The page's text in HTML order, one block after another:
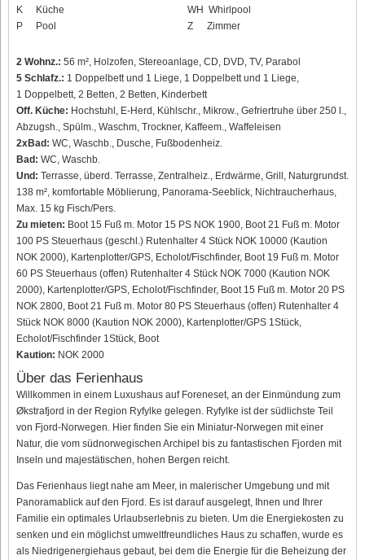
K
Küche
P
Pool
WH Whirlpool
Z
Zimmer
2 Wohnz.: 56 m², Holzofen, Stereoanlage, CD, DVD, TV, Parabol
5 Schlafz.: 1 Doppelbett und 1 Liege, 1 Doppelbett und 1 Liege,
1 Doppelbett, 2 Betten, 2 Betten, Kinderbett
Off. Küche: Hochstuhl, E-Herd, Kühlschr., Mikrow., Gefriertruhe über 250 l.,
Abzugsh., Spülm., Waschm, Trockner, Kaffeem., Waffeleisen
2xBad: WC, Waschb., Dusche, Fußbodenheiz.
Bad: WC, Waschb.
Und: Terrasse, überd. Terrasse, Zentralheiz., Erdwärme, Grill, Naturgrundst.
138 m², komfortable Möblierung, Panorama-Seeblick, Nichtraucherhaus,
Max. 15 kg Fisch/Pers.
Zu mieten: Boot 15 Fuß m. Motor 15 PS NOK 1900, Boot 21 Fuß m. Motor
100 PS Steuerhaus (geschl.) Rutenhalter 4 Stück NOK 10000 (Kaution
NOK 2000), Kartenplotter/GPS, Echolot/Fischfinder, Boot 19 Fuß m. Motor
60 PS Steuerhaus (offen) Rutenhalter 4 Stück NOK 7000 (Kaution NOK
2000), Kartenplotter/GPS, Echolot/Fischfinder, Boot 15 Fuß m. Motor 20 PS
NOK 2800, Boot 21 Fuß m. Motor 80 PS Steuerhaus (offen) Rutenhalter 4
Stück NOK 8000 (Kaution NOK 2000), Kartenplotter/GPS 1Stück,
Echolot/Fischfinder 1Stück, Boot
Kaution: NOK 2000
Über das Ferienhaus
Willkommen in einem Luxushaus auf Foreneset, an der Einmündung zum
Økstrafjord in der Region Ryfylke gelegen. Ryfylke ist der südlichste Teil
von Fjord-Norwegen. Hier finden Sie ein Miniatur-Norwegen mit einer
Natur, die vom südnorwegischen Archipel bis zu fantastischen Fjorden mit
Inseln und majestätischen, hohen Bergen reicht.
Das Ferienhaus liegt nahe am Meer, in malerischer Umgebung und mit
Panoramablick auf den Fjord. Es ist darauf ausgelegt, Ihnen und Ihrer
Familie ein optimales Urlaubserlebnis zu bieten. Um die Energiekosten zu
senken und ein möglichst umweltfreundliches Haus zu schaffen, wurde es
als Niedrigenergiehaus gebaut, bei dem die Energie für die Beheizung der